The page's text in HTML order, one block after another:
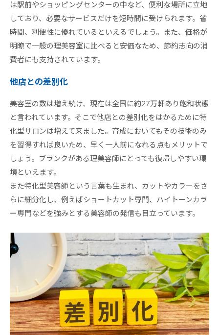
は駅前やショッピングセンターの中など、便利な場所に立地
しており、必要なサービスだけを短時間に受けられます。省
時間、利便性に優れているといえるでしょう。また、価格が
明瞭で一般の理美容室に比べると安価なため、節約志向の消
費者にも支持されています。
他店との差別化
美容室の数は増え続け、現在は全国に約27万軒あり飽和状態
と言われています。そこで他店との差別化をはかるために特
化型サロンは増えて来ました。育成においてもその技術のみ
を習得すれば良いため、早く一人前になれる点もメリットで
しょう。ブランクがある理美容師にとっても復帰しやすい環
境といえます。
また特化型美容師という言葉も生まれ、カットやカラーをさ
らに細分化し、例えばショートカット専門、ハイトーンカラ
ー専門などを強みとする美容師の発信も目立っています。